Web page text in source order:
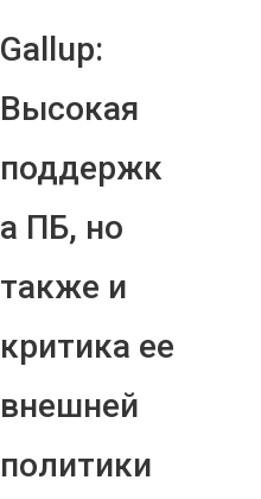
Gallup:
Высокая
поддержк
а ПБ, но
также и
критика ее
внешней
политики